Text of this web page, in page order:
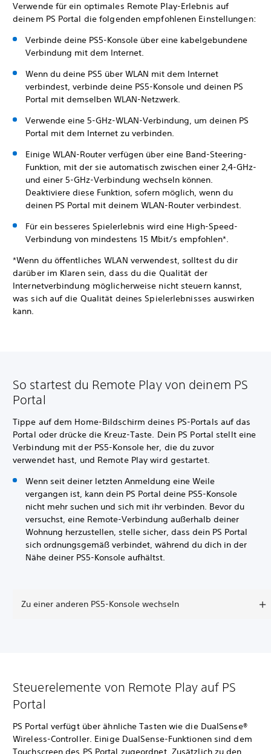
Verwende für ein optimales Remote Play-Erlebnis auf
deinem PS Portal die folgenden empfohlenen Einstellungen:
Verbinde deine PS5-Konsole über eine kabelgebundene
Verbindung mit dem Internet.
Wenn du deine PS5 über WLAN mit dem Internet
verbindest, verbinde deine PS5-Konsole und deinen PS
Portal mit demselben WLAN-Netzwerk.
Verwende eine 5-GHz-WLAN-Verbindung, um deinen PS
Portal mit dem Internet zu verbinden.
Einige WLAN-Router verfügen über eine Band-Steering-
Funktion, mit der sie automatisch zwischen einer 2,4-GHz-
und einer 5-GHz-Verbindung wechseln können.
Deaktiviere diese Funktion, sofern möglich, wenn du
deinen PS Portal mit deinem WLAN-Router verbindest.
Für ein besseres Spielerlebnis wird eine High-Speed-
Verbindung von mindestens 15 Mbit/s empfohlen*.
*Wenn du öffentliches WLAN verwendest, solltest du dir
darüber im Klaren sein, dass du die Qualität der
Internetverbindung möglicherweise nicht steuern kannst,
was sich auf die Qualität deines Spielerlebnisses auswirken
kann.
So startest du Remote Play von deinem PS
Portal
Tippe auf dem Home-Bildschirm deines PS-Portals auf das
Portal oder drücke die Kreuz-Taste. Dein PS Portal stellt eine
Verbindung mit der PS5-Konsole her, die du zuvor
verwendet hast, und Remote Play wird gestartet.
Wenn seit deiner letzten Anmeldung eine Weile
vergangen ist, kann dein PS Portal deine PS5-Konsole
nicht mehr suchen und sich mit ihr verbinden. Bevor du
versuchst, eine Remote-Verbindung außerhalb deiner
Wohnung herzustellen, stelle sicher, dass dein PS Portal
sich ordnungsgemäß verbindet, während du dich in der
Nähe deiner PS5-Konsole aufhältst.
Zu einer anderen PS5-Konsole wechseln
Steuerelemente von Remote Play auf PS
Portal
PS Portal verfügt über ähnliche Tasten wie die DualSense®
Wireless-Controller. Einige DualSense-Funktionen sind dem
Touchscreen des PS Portal zugeordnet. Zusätzlich zu den